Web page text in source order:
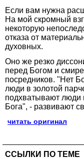
Если вам нужна
На мой скромный
некоторую
отказа от
духовных.
Оно же резко
перед Богом и
посредников. "Нет
люди в золотой
подхватывают люди
Бога", - развивают
читать оригинал
ССЫЛКИ ПО ТЕМЕ